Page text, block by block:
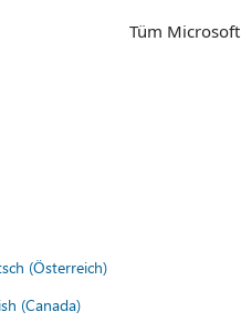
Tüm Microsoft
(Österreich)
(Canada)